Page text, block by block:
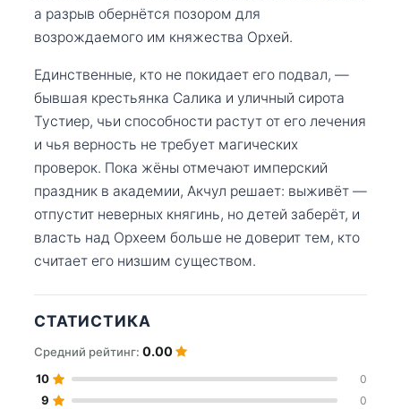
а разрыв обернётся позором для
возрождаемого им княжества Орхей.
Единственные, кто не покидает его подвал, —
бывшая крестьянка Салика и уличный сирота
Тустиер, чьи способности растут от его лечения
и чья верность не требует магических
проверок. Пока жёны отмечают имперский
праздник в академии, Акчул решает: выживёт —
отпустит неверных княгинь, но детей заберёт, и
власть над Орхеем больше не доверит тем, кто
считает его низшим существом.
СТАТИСТИКА
Средний рейтинг: 0.00
10 0
9 0